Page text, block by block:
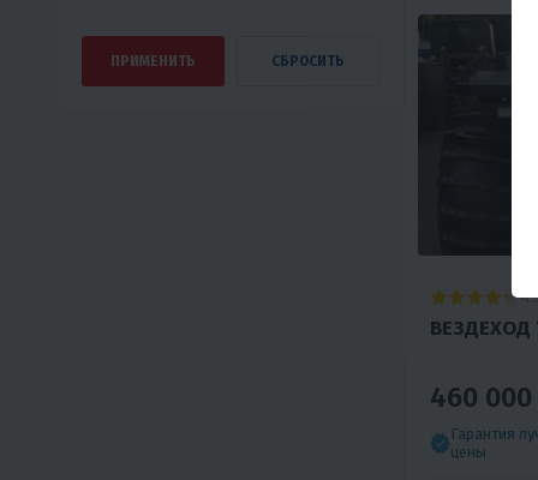
ВЕЗДЕХОД
460 000
Гарантия
цены